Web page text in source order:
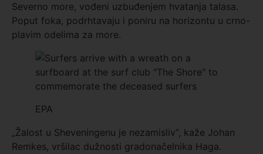
Severno more, vođeni uzbuđenjem hvatanja talasa.
Poput foka, podrhtavaju i poniru na horizontu u crno-
plavim odelima za more.
EPA
„Žalost u Sheveningenu je nezamisliv“, kaže Johan
Remkes, vršilac dužnosti gradonačelnika Haga.